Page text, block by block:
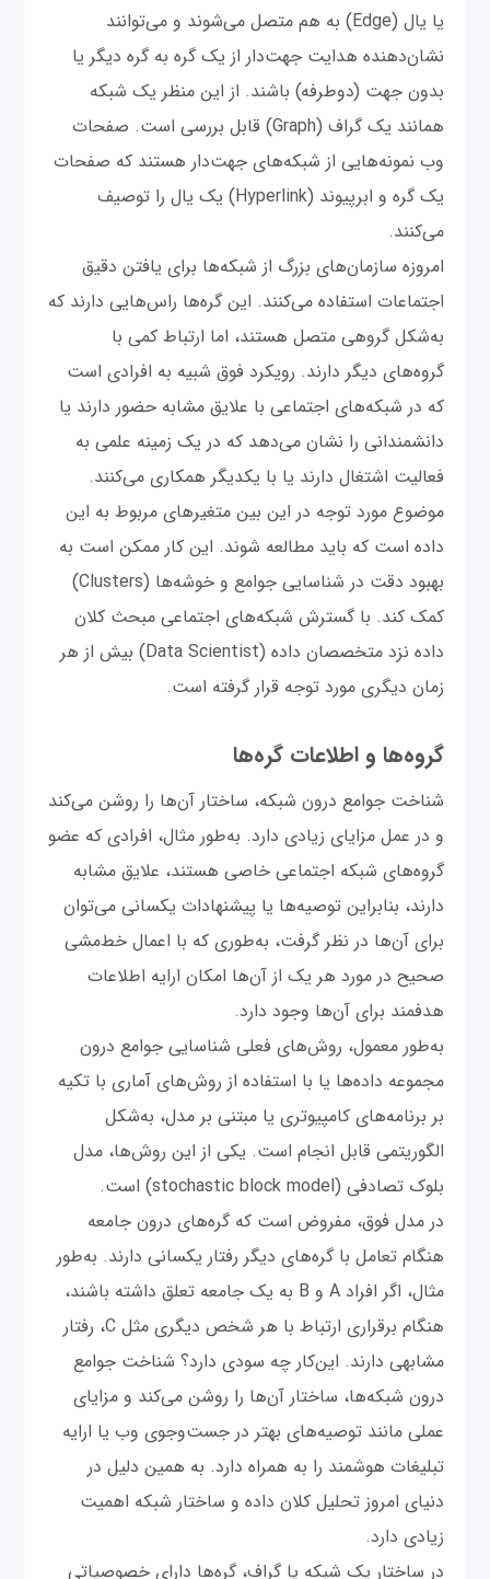
یا یال (Edge) به هم متصل می‌شوند و می‌توانند
نشان‌دهنده هدایت جهت‌دار از یک گره به گره دیگر یا
بدون جهت (دو‌طرفه) باشند. از این منظر یک شبکه
همانند یک گراف (Graph) قابل بررسی است. صفحات
وب نمونه‌هایی از شبکه‌های جهت‌دار هستند که صفحات
یک گره و ابرپیوند (Hyperlink) یک یال را توصیف
می‌کنند.
امروزه سازمان‌های بزرگ از شبکه‌ها برای یافتن دقیق
اجتماعات استفاده می‌کنند. این گره‌ها راس‌هایی دارند که
به‌شکل گروهی متصل هستند، اما ارتباط کمی با
گروه‌های دیگر دارند. رویکرد فوق شبیه به افرادی است
که در شبکه‌های اجتماعی با علایق مشابه حضور دارند یا
دانشمندانی را نشان می‌دهد که در یک زمینه علمی به
فعالیت اشتغال دارند یا با یکدیگر همکاری می‌کنند.
موضوع مورد توجه در این بین متغیرهای مربوط به این
داده است که باید مطالعه شوند. این کار ممکن است به
بهبود دقت در شناسایی جوامع و خوشه‌ها (Clusters)
کمک کند. با گسترش شبکه‌های اجتماعی مبحث کلان
داده نزد متخصصان داده (Data Scientist) بیش از هر
زمان دیگری مورد توجه قرار گرفته است.
گروه‌ها و اطلاعات گره‌ها
شناخت جوامع درون شبکه، ساختار آن‌ها را روشن می‌کند
و در عمل مزایای زیادی دارد. به‌طور مثال، افرادی که عضو
گروه‌های شبکه اجتماعی خاصی هستند، علایق مشابه
دارند، بنابراین توصیه‌ها یا پیشنهادات یکسانی می‌توان
برای آن‌ها در نظر گرفت، به‌طوری که با اعمال خط‌مشی
صحیح در مورد هر یک از آن‌ها امکان ارایه اطلاعات
هدفمند برای آن‌ها وجود دارد.
به‌طور معمول، روش‌های فعلی شناسایی جوامع درون
مجموعه داده‌ها یا با استفاده از روش‌های آماری با تکیه
بر برنامه‌های کامپیوتری یا مبتنی بر مدل، به‌شکل
الگوریتمی قابل انجام است. یکی از این روش‌ها، مدل
بلوک تصادفی (stochastic block model) است.
در مدل فوق، مفروض است که گره‌های درون جامعه
هنگام تعامل با گره‌های دیگر رفتار یکسانی دارند. به‌طور
مثال، اگر افراد A و B به یک جامعه تعلق داشته باشند،
هنگام برقراری ارتباط با هر شخص دیگری مثل C، رفتار
مشابهی دارند. این‌کار چه سودی دارد؟ شناخت جوامع
درون شبکه‌ها، ساختار آن‌ها را روشن می‌کند و مزایای
عملی مانند توصیه‌های بهتر در جست‌وجوی وب یا ارایه
تبلیغات هوشمند را به همراه دارد. به همین دلیل در
دنیای امروز تحلیل کلان داده و ساختار شبکه اهمیت
زیادی دارد.
در ساختار یک شبکه یا گراف، گره‌ها دارای خصوصیاتی